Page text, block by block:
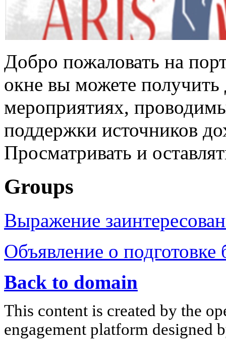
Добро пожаловать на
окне вы можете
мероприятиях,
поддержки источников
Просматривать и
Groups
Выражение
Объявление о подготовке
Back to domain
This content is created by the
engagement platform designed